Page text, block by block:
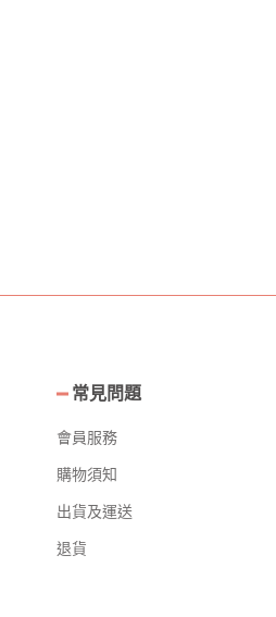
常見問題
會員服務
購物須知
出貨及運送
退貨